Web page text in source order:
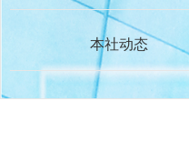
本社动态